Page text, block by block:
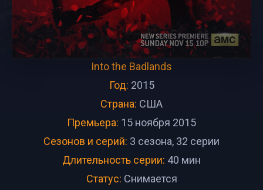
Into the Badlands
Год: 2015
Страна: США
Премьера: 15 ноября 2015
Сезонов и серий: 3 сезона, 32 серии
Длительность серии: 40 мин
Статус: Снимается